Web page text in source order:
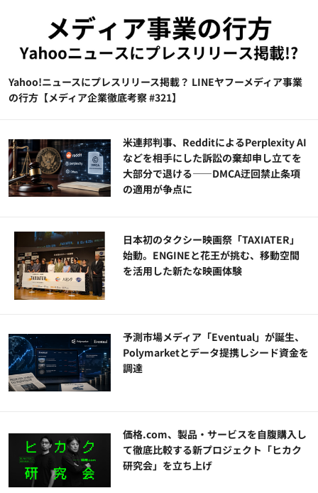
Yahoo!ニュースにプレスリリース掲載？ LINEヤフーメディア事業
の行方【メディア企業徹底考察 #321】
米連邦判事、RedditによるPerplexity AI
などを相手にした訴訟の棄却申し立てを
大部分で退ける——DMCA迂回禁止条項
の適用が争点に
日本初のタクシー映画祭「TAXIATER」
始動。ENGINEと花王が挑む、移動空間
を活用した新たな映画体験
予測市場メディア「Eventual」が誕生、
Polymarketとデータ提携しシード資金を
調達
価格.com、製品・サービスを自腹購入し
て徹底比較する新プロジェクト「ヒカク
研究会」を立ち上げ